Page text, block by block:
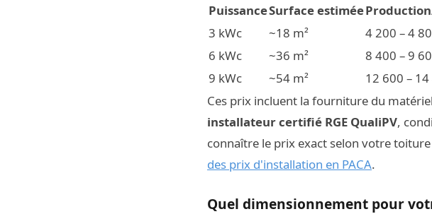
PuissanceSurface estimée
3 kWc
~18 m² 4 200 – 4
6 kWc
~36 m² 8 400 – 9
9 kWc
~54 m² 12 600 –
Ces prix incluent la fourniture du
installateur certifié RGE QualiPV,
connaître le prix exact selon votre
des prix d'installation en PACA.
Quel dimensionnement pour